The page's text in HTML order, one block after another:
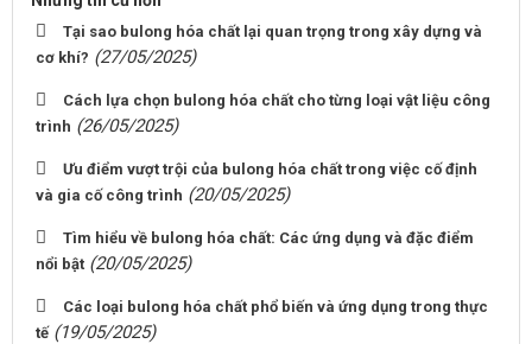
Tại sao bulong hóa chất lại quan trọng trong xây dựng và
cơ khí? (27/05/2025)
Cách lựa chọn bulong hóa chất cho từng loại vật liệu công
trình (26/05/2025)
Ưu điểm vượt trội của bulong hóa chất trong việc cố định
và gia cố công trình (20/05/2025)
Tìm hiểu về bulong hóa chất: Các ứng dụng và đặc điểm
nổi bật (20/05/2025)
Các loại bulong hóa chất phổ biến và ứng dụng trong thực
tế (19/05/2025)